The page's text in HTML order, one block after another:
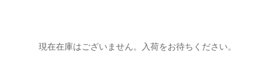
現在在庫はございません。入荷をお待ちください。